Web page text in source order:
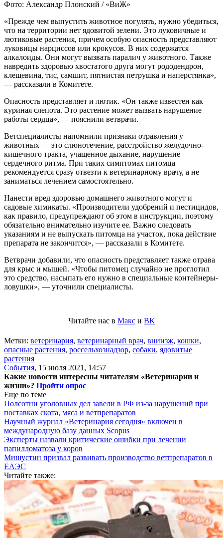
Фото: Александр Плонский / «ВиЖ»
«Прежде чем выпустить животное погулять, нужно убедиться,
что на территории нет ядовитой зелени. Это луковичные и
лютиковые растения, причем особую опасность представляют
луковицы нарциссов или крокусов. В них содержатся
алкалоиды. Они могут вызвать паралич у животного. Также
навредить здоровью хвостатого друга могут рододендрон,
клещевина, тис, самшит, пятнистая петрушка и наперстянка»,
— рассказали в Комитете.
Опасность представляет и лютик. «Он также известен как
куриная слепота. Это растение может вызвать нарушение
работы сердца», — пояснили ветврачи.
Ветспециалисты напомнили признаки отравления у
животных — это слюнотечение, расстройство желудочно-
кишечного тракта, учащенное дыхание, нарушение
сердечного ритма. При таких симптомах питомца
рекомендуется сразу отвезти к ветеринарному врачу, а не
заниматься лечением самостоятельно.
Нанести вред здоровью домашнего животного могут и
садовые химикаты. «Производители удобрений и пестицидов,
как правило, предупреждают об этом в инструкции, поэтому
обязательно внимательно изучите ее. Важно следовать
указаниям и не выпускать питомца на участок, пока действие
препарата не закончится», — рассказали в Комитете.
Ветврачи добавили, что опасность представляет также отрава
для крыс и мышей. «Чтобы питомец случайно не проглотил
это средство, насыпать его нужно в специальные контейнеры-
ловушки», — уточнили специалисты.
Читайте нас в Макс и ВК
Метки: ветеринария, ветеринарный врач, вниизж, кошки,
опасные растения, россельхознадзор, собаки, ядовитые
растения
События, 15 июля 2021, 14:57
Какие новости интересны читателям «Ветеринарии и
жизни»? Пройти опрос
Еще по теме
Полсотни уголовных дел завели в РФ из-за нарушений при
поставках скота, мяса и ветпрепаратов
Научный журнал «Ветеринария сегодня» включен в
международную базу данных Scopus
Эксперты назвали критические ошибки при лечении
папилломатоза у коров
Мишустин призвал развивать производство ветпрепаратов в
ЕАЭС
Читайте также: